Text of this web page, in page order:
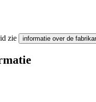
zie informatie over de